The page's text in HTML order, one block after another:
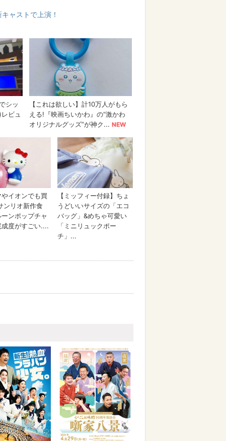
ャストで上演！